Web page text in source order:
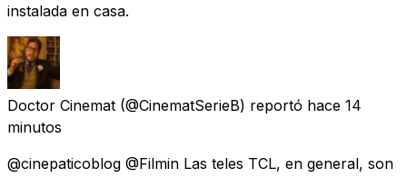
instalada en casa.
Doctor Cinemat (@CinematSerieB) reportó hace 14
minutos
@cinepaticoblog @Filmin Las teles TCL, en general, son